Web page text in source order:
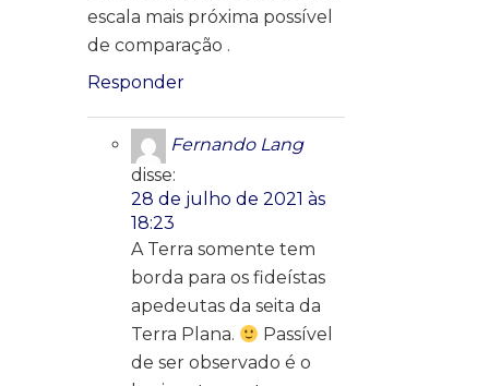
escala mais próxima possível
de comparação .
Responder
Fernando Lang
disse:
28 de julho de 2021 às
18:23
A Terra somente tem
borda para os fideístas
apedeutas da seita da
Terra Plana.
Passível
de ser observado é o